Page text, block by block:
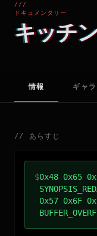
///
ドキュメンタリー
キッチ
情報 ギャ
// あらすじ
$0x48 0x65
0x57 0x6F